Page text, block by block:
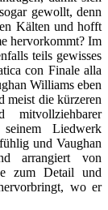
gewollt, denn
Kälten und hofft
hervorkommt? Im
teils gewisses
con Finale alla
Williams eben
meist die kürzeren
seinem Liedwerk
und Vaughan
arrangiert von
zum Detail und
wo er